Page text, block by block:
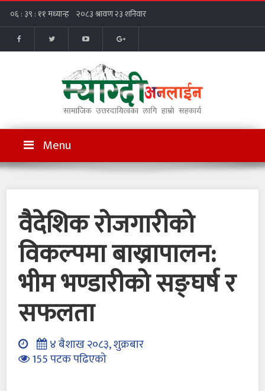
Menu
वैदेशिक रोजगारीको
विकल्पमा बाख्रापालन:
भीम भण्डारीको सङ्घर्ष र
सफलता
४ बैशाख २०८३, शुक्रबार
155 पटक पढिएको